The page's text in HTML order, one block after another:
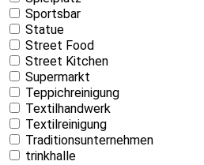
Sportsbar
Statue
Street Food
Street Kitchen
Supermarkt
Teppichreinigung
Textilhandwerk
Textilreinigung
Traditionsunternehmen
trinkhalle